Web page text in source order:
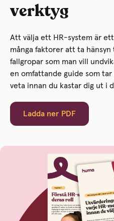
verktyg
Att välja ett HR-system är
många faktorer att ta
fallgropar som man vill
en omfattande guide som
veta innan du kastar dig ut i
Ladda ner PDF